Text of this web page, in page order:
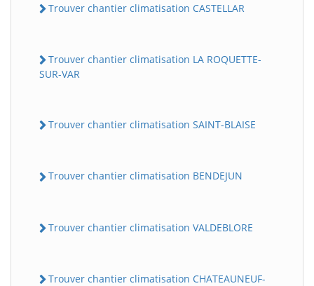
Trouver chantier climatisation CASTELLAR
Trouver chantier climatisation LA ROQUETTE-
SUR-VAR
Trouver chantier climatisation SAINT-BLAISE
Trouver chantier climatisation BENDEJUN
Trouver chantier climatisation VALDEBLORE
Trouver chantier climatisation CHATEAUNEUF-